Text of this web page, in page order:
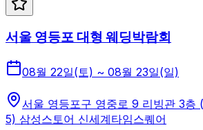
서울 영등포 대형 웨딩박람회
08월 22일(토) ~ 08월 23일(일)
서울 영등포구 영중로 9 리빙관 3
5) 삼성스토어 신세계타임스퀘어